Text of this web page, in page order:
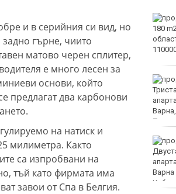
и в серийния си вид, но
гърне, чиито
матово черен сплитер,
е много лесен за
основи, който
предлагат два карбонови
на натиск и
милиметра. Както
са изпробвани на
тъй като фирмата има
завои от Спа в Белгия.
голямо име в
медицината
Златото стигна до 4295
долара за унция
Във Варна наградиха
победителите в
Спартакиадата на ВМС